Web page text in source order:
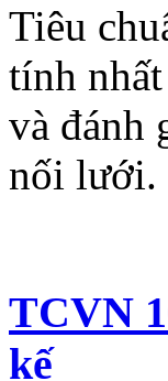
Tiêu
tính
và đánh
nối lưới.
TCVN
kế